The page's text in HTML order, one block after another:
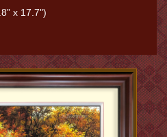
x 17.7")